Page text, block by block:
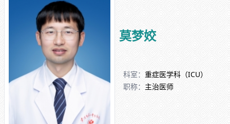
莫梦姣
科室： 重症医学科（ICU）
职称： 主治医师